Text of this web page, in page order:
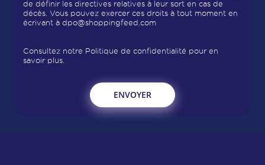
de définir les directives relatives à leur sort en cas de
décès. Vous pouvez exercer ces droits à tout moment en
écrivant à dpo@shoppingfeed.com
Consultez notre Politique de confidentialité pour en
savoir plus.